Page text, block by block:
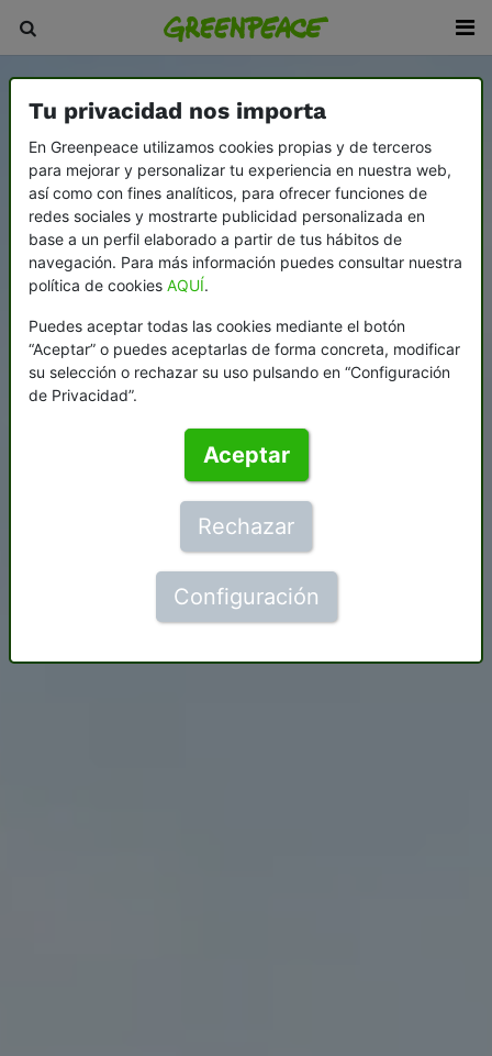
Tu privacidad nos importa
En Greenpeace utilizamos cookies propias y de terceros
para mejorar y personalizar tu experiencia en nuestra web,
así como con fines analíticos, para ofrecer funciones de
redes sociales y mostrarte publicidad personalizada en
base a un perfil elaborado a partir de tus hábitos de
navegación. Para más información puedes consultar nuestra
política de cookies AQUÍ.
Puedes aceptar todas las cookies mediante el botón
“Aceptar” o puedes aceptarlas de forma concreta, modificar
su selección o rechazar su uso pulsando en “Configuración
de Privacidad”.
Aceptar
Rechazar
Configuración